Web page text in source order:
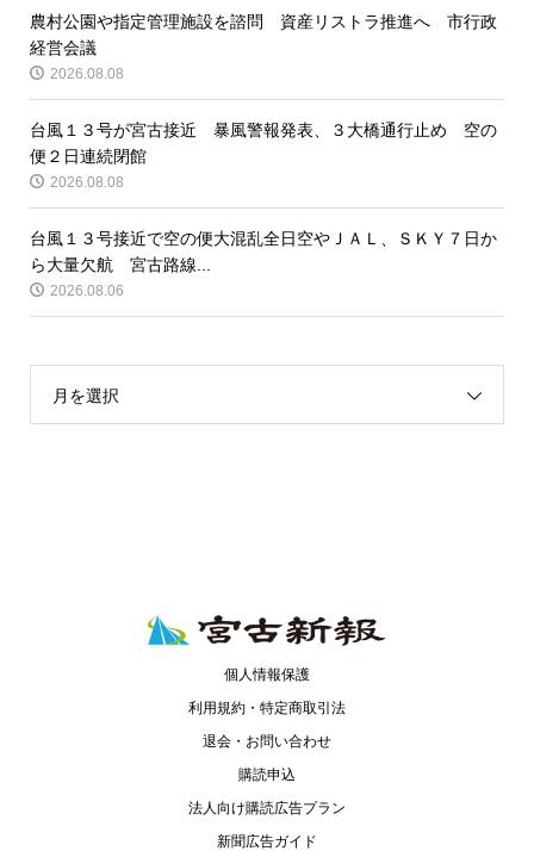
農村公園や指定管理施設を諮問 資産リストラ推進へ 市行政
経営会議
2026.08.08
台風１３号が宮古接近 暴風警報発表、３大橋通行止め 空の
便２日連続閉館
2026.08.08
台風１３号接近で空の便大混乱全日空やＪＡＬ、ＳＫＹ７日か
ら大量欠航 宮古路線...
2026.08.06
月を選択
個人情報保護
利用規約・特定商取引法
退会・お問い合わせ
購読申込
法人向け購読広告プラン
新聞広告ガイド